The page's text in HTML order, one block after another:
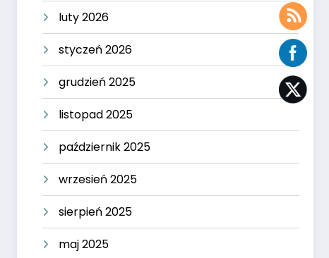
luty 2026
styczeń 2026
grudzień 2025
listopad 2025
październik 2025
wrzesień 2025
sierpień 2025
maj 2025